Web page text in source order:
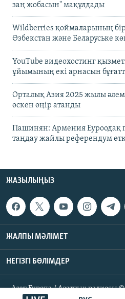
заң жобасын" мақұлдады
Wildberries қоймаларының бір
Өзбекстан және Беларуське
YouTube видеохостинг
ұйымының екі арнасын
Орталық Азия 2025 жылы
өскен өңір атанды
Пашинян: Армения Еуроодақ
таңдау жайлы референдум
ЖАЗЫЛЫҢЫЗ
ЖАЛПЫ МӘЛІМЕТ
НЕГІЗГІ БӨЛІМДЕР
Азат Еуропа / Азаттық радиосы